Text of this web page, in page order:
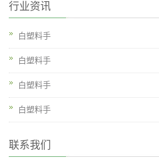
行业资讯
白塑料手
白塑料手
白塑料手
白塑料手
联系我们